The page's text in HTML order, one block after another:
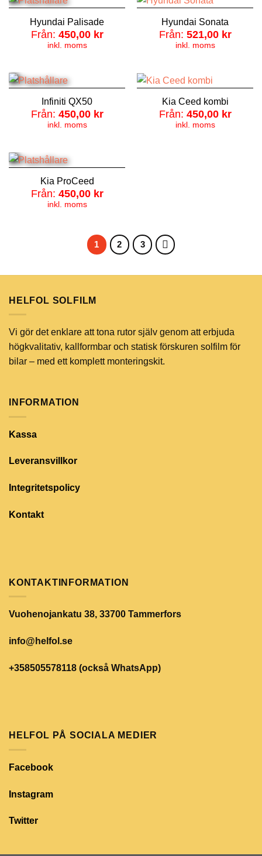
Hyundai Palisade
Från: 450,00 kr
inkl. moms
Hyundai Sonata
Från: 521,00 kr
inkl. moms
Infiniti QX50
Från: 450,00 kr
inkl. moms
Kia Ceed kombi
Från: 450,00 kr
inkl. moms
Kia ProCeed
Från: 450,00 kr
inkl. moms
1 2 3
HELFOL SOLFILM
Vi gör det enklare att tona rutor själv genom att erbjuda
högkvalitativ, kallformbar och statisk förskuren solfilm för
bilar – med ett komplett monteringskit.
INFORMATION
Kassa
Leveransvillkor
Integritetspolicy
Kontakt
KONTAKTINFORMATION
Vuohenojankatu 38, 33700 Tammerfors
info@helfol.se
+358505578118 (också WhatsApp)
HELFOL PÅ SOCIALA MEDIER
Facebook
Instagram
Twitter